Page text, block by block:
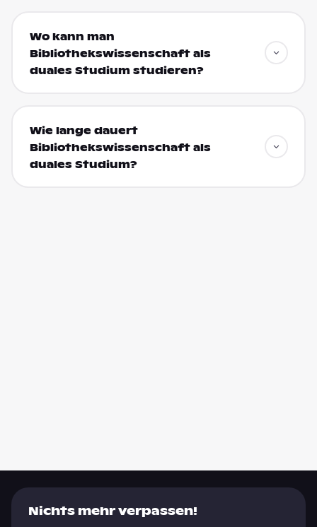
Wo kann man
Bibliothekswissenschaft als
duales Studium studieren?
Wie lange dauert
Bibliothekswissenschaft als
duales Studium?
Nichts mehr verpassen!